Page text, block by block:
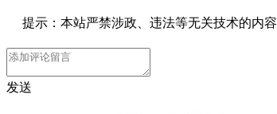
提示：本站严禁涉政、违法等无关技术的内容
发送